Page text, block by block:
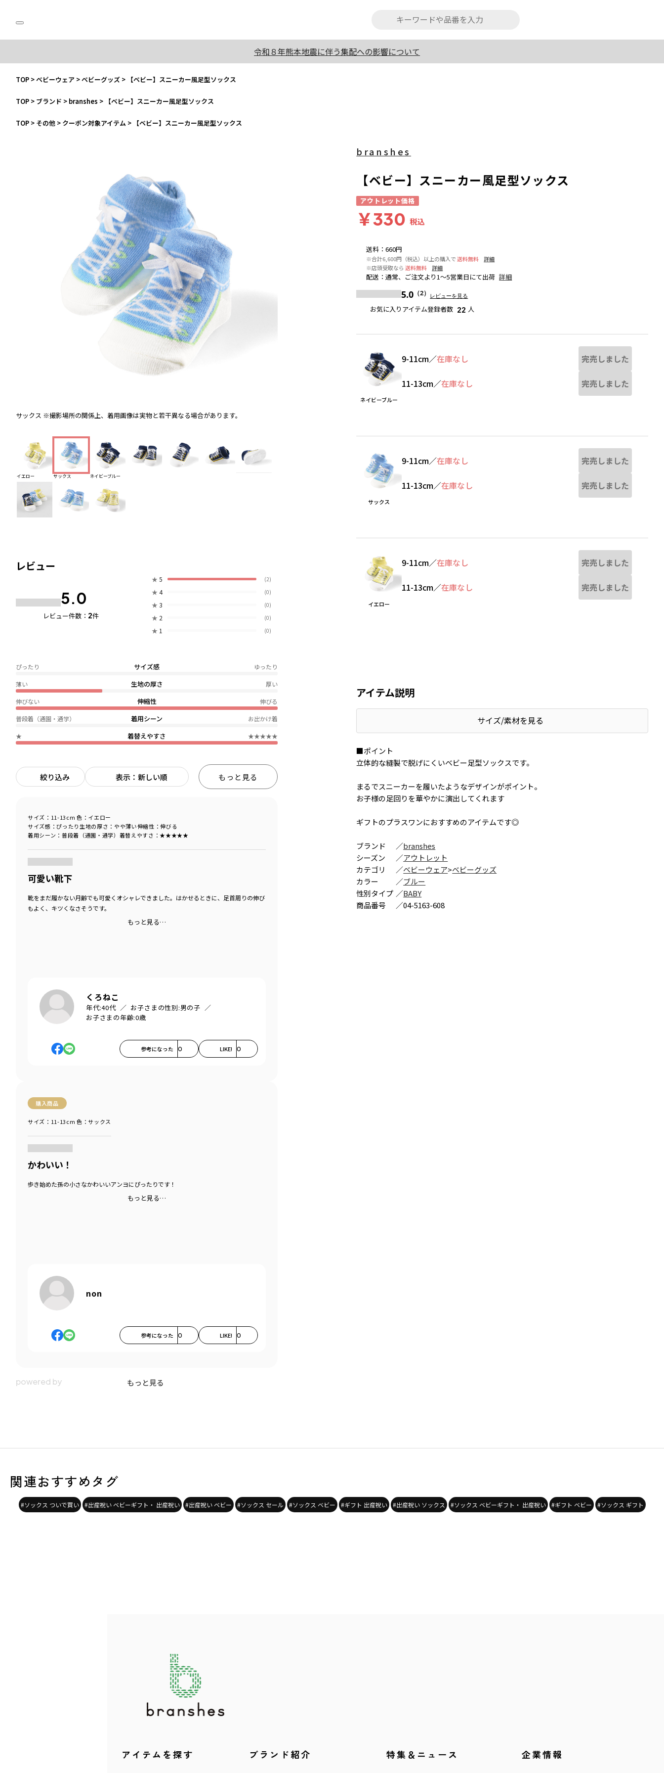
令和８年熊本地震に伴う集配への影響について
TOP >ベビーウェア >ベビーグッズ > 【ベビー】スニーカー風足型ソックス
TOP > ブランド > branshes > 【ベビー】スニーカー風足型ソックス
TOP > その他 > クーポン対象アイテム > 【ベビー】スニーカー風足型ソックス
サックス ※撮影場所の関係上、着用画像は実物と若干異なる場合があります。
イエロー サックス ネイビーブルー
レビュー
5.0
レビュー件数： 2件
★ 5 (2)
★ 4 (0)
★ 3 (0)
★ 2 (0)
★ 1 (0)
サイズ感
ぴったり ゆったり
生地の厚さ
薄い 厚い
伸縮性
伸びない 伸びる
着用シーン
普段着（通園・通学） お出かけ着
着替えやすさ
★ ★★★★★
絞り込み 表示：新しい順 もっと見る
サイズ感 ：ぴったり 生地の厚さ ：やや薄い伸縮性 ：伸びる
着用シーン ：普段着（通園・通学） 着替えやすさ ：★★★★★
サイズ：11-13cm 色：イエロー
可愛い靴下
靴をまだ履かない月齢でも可愛くオシャレできました。はかせるときに、足首周りの伸び
もよく、キツくなさそうです。
もっと見る…
くろねこ
年代:40代 お子さまの性別:男の子
お子さまの年齢:0歳
参考になった 0 LIKE! 0
購入商品
サイズ：11-13cm 色：サックス
かわいい！
歩き始めた孫の小さなかわいいアンヨにぴったりです！
もっと見る…
non
参考になった 0 LIKE! 0
もっと見る
送料 ：660円
※合計6,600円（税込）以上の購入で 送料無料
詳細
※店頭受取なら 送料無料 詳細
配送 ：通常、ご注文より1～5営業日にて出荷 詳細
5.0 （2） レビューを見る
お気に入りアイテム登録者数 22 人
branshes
【ベビー】スニーカー風足型ソックス
アウトレット価格
￥330 税込
ネイビーブルー
9-11cm／在庫なし 完売しました
11-13cm／在庫なし 完売しました
サックス
9-11cm／在庫なし 完売しました
11-13cm／在庫なし 完売しました
イエロー
9-11cm／在庫なし 完売しました
11-13cm／在庫なし 完売しました
アイテム説明
サイズ/素材を見る
■ポイント
立体的な縫製で脱げにくいベビー足型ソックスです。
まるでスニーカーを履いたようなデザインがポイント。
お子様の足回りを華やかに演出してくれます
ギフトのプラスワンにおすすめのアイテムです◎
ブランド ／branshes
シーズン
／アウトレット
カテゴリ
／ベビーウェア>ベビーグッズ
カラー
／ブルー
性別タイプ ／BABY
商品番号
／04-5163-608
関連おすすめタグ
#ソックス ついで買い #出産祝い ベビーギフト・ 出産祝い #出産祝い ベビー #ソックス セール #ソックス ベビー #ギフト 出産祝い #出産祝い ソックス #ソックス ベビーギフト・ 出産祝い #ギフト ベビー #ソックス ギフト
アイテムを探す ブランド紹介 特集＆ニュース 企業情報